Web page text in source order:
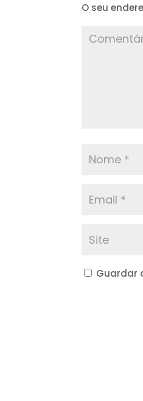
O seu
Guardar